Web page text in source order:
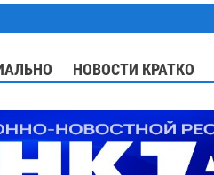
НОВОСТИ КРАТКО